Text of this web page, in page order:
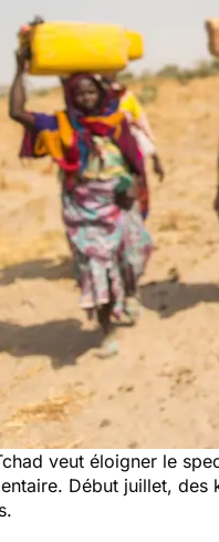
veut éloigner le
Début juillet, des